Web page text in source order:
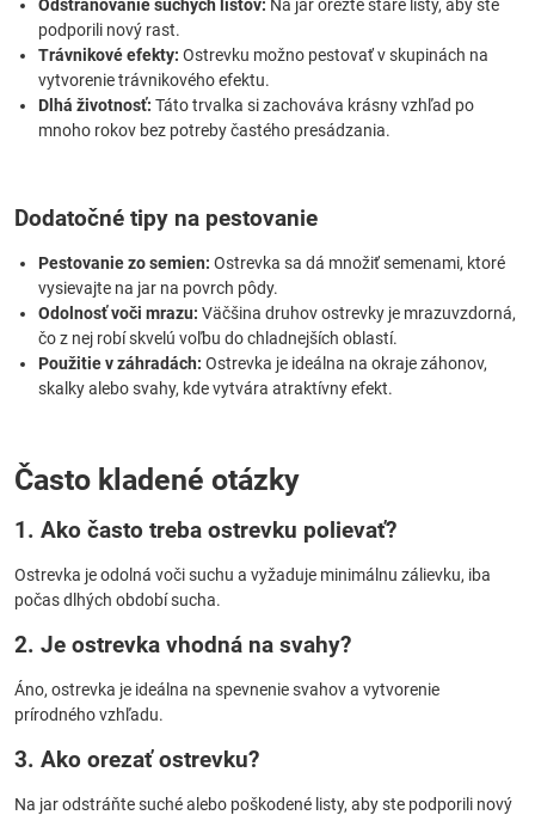
Odstraňovanie suchých listov: Na jar orežte staré listy, aby ste
podporili nový rast.
Trávnikové efekty: Ostrevku možno pestovať v skupinách na
vytvorenie trávnikového efektu.
Dlhá životnosť: Táto trvalka si zachováva krásny vzhľad po
mnoho rokov bez potreby častého presádzania.
Dodatočné tipy na pestovanie
Pestovanie zo semien: Ostrevka sa dá množiť semenami, ktoré
vysievajte na jar na povrch pôdy.
Odolnosť voči mrazu: Väčšina druhov ostrevky je mrazuvzdorná,
čo z nej robí skvelú voľbu do chladnejších oblastí.
Použitie v záhradách: Ostrevka je ideálna na okraje záhonov,
skalky alebo svahy, kde vytvára atraktívny efekt.
Často kladené otázky
1. Ako často treba ostrevku polievať?
Ostrevka je odolná voči suchu a vyžaduje minimálnu zálievku, iba
počas dlhých období sucha.
2. Je ostrevka vhodná na svahy?
Áno, ostrevka je ideálna na spevnenie svahov a vytvorenie
prírodného vzhľadu.
3. Ako orezať ostrevku?
Na jar odstráňte suché alebo poškodené listy, aby ste podporili nový